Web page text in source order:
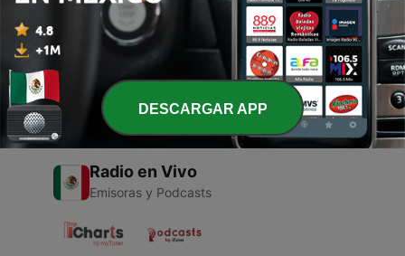
1 Guerrero
01 mar. 2021
Radio en Vivo
Emisoras y Podcasts
DESCARGAR APP